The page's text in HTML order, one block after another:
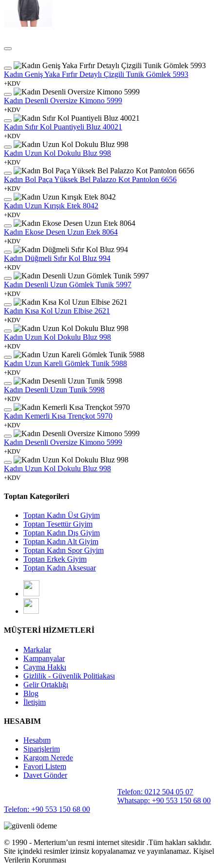
Kadın Geniş Yaka Fırfır Detaylı Çizgili Tunik Gömlek 5993
+KDV
Kadın Desenli Oversize Kimono 5999
+KDV
Kadın Sıfır Kol Puantiyeli Bluz 40021
+KDV
Kadın Uzun Kol Dokulu Bluz 998
+KDV
Kadın Bol Paça Yüksek Bel Palazzo Kot Pantolon 6656
+KDV
Kadın Uzun Kırışık Etek 8042
+KDV
Kadın Ekose Desen Uzun Etek 8064
+KDV
Kadın Düğmeli Sıfır Kol Bluz 994
+KDV
Kadın Desenli Uzun Gömlek Tunik 5997
+KDV
Kadın Kısa Kol Uzun Elbise 2621
+KDV
Kadın Uzun Kol Dokulu Bluz 998
+KDV
Kadın Uzun Kareli Gömlek Tunik 5988
+KDV
Kadın Desenli Uzun Tunik 5998
+KDV
Kadın Kemerli Kısa Trençkot 5970
+KDV
Kadın Desenli Oversize Kimono 5999
+KDV
Kadın Uzun Kol Dokulu Bluz 998
+KDV
Toptan Kategorileri
Toptan Kadın Üst Giyim
Toptan Tesettür Giyim
Toptan Kadın Dış Giyim
Toptan Kadın Alt Giyim
Toptan Kadın Spor Giyim
Toptan Erkek Giyim
Toptan Kadın Aksesuar
MÜŞTERİ HİZMETLERİ
Markalar
Kampanyalar
Cayma Hakkı
Gizlilik - Güvenlik Politiakası
Gelir Ortaklığı
Blog
İletişim
HESABIM
Hesabım
Siparişlerim
Kargom Nerede
Favori Listem
Davet Gönder
Telefon: 0212 504 05 07
Whatsapp: +90 553 150 68 00
Telefon: +90 553 150 68 00
©️ 1990 - Merterium’un resmi internet sitesidir .Tüm hakları saklıdır.
Site içindeki resimler izinsiz kopyalanamaz ve yayınlanamaz. Kişisel
Verilerin Korunması